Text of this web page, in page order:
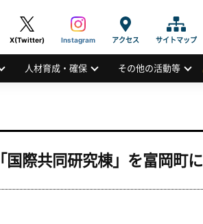
X(Twitter) Instagram アクセス サイトマップ
人材育成・確保 その他の活動等
際共同研究棟」を富岡町に